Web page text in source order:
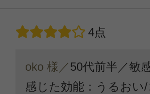
4点
oko 様／50代前半／敏
感じた効能：うるお